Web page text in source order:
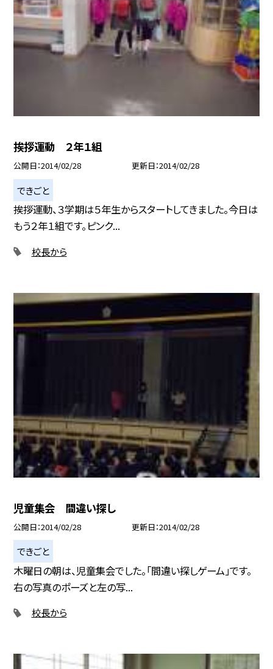
挨拶運動 ２年１組
公開日 2014/02/28 更新日 2014/02/28
できごと
挨拶運動、３学期は５年生からスタートしてきました。今日は
もう２年１組です。ピンク...
校長から
児童集会 間違い探し
公開日 2014/02/28 更新日 2014/02/28
できごと
木曜日の朝は、児童集会でした。「間違い探しゲーム」です。
右の写真のポーズと左の写...
校長から